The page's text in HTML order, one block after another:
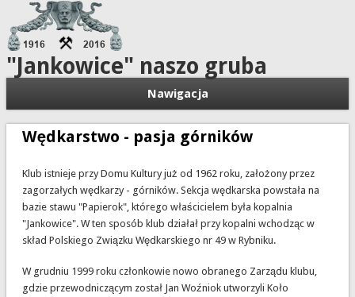
"Jankowice" naszo gruba
Nawigacja
Wędkarstwo - pasja górników
Klub istnieje przy Domu Kultury już od 1962 roku, założony przez
zagorzałych wędkarzy - górników. Sekcja wędkarska powstała na
bazie stawu "Papierok", którego właścicielem była kopalnia
"Jankowice". W ten sposób klub działał przy kopalni wchodząc w
skład Polskiego Związku Wędkarskiego nr 49 w Rybniku.
W grudniu 1999 roku członkowie nowo obranego Zarządu klubu,
gdzie przewodniczącym został Jan Woźniok utworzyli Koło